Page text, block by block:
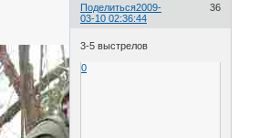
Поделиться 36
2009-
03-10 02:36:44
3-5 выстрелов
0